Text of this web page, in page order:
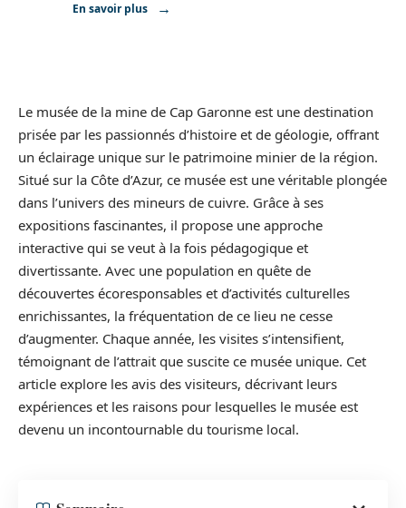
En savoir plus
Le musée de la mine de Cap Garonne est une destination
prisée par les passionnés d’histoire et de géologie, offrant
un éclairage unique sur le patrimoine minier de la région.
Situé sur la Côte d’Azur, ce musée est une véritable plongée
dans l’univers des mineurs de cuivre. Grâce à ses
expositions fascinantes, il propose une approche
interactive qui se veut à la fois pédagogique et
divertissante. Avec une population en quête de
découvertes écoresponsables et d’activités culturelles
enrichissantes, la fréquentation de ce lieu ne cesse
d’augmenter. Chaque année, les visites s’intensifient,
témoignant de l’attrait que suscite ce musée unique. Cet
article explore les avis des visiteurs, décrivant leurs
expériences et les raisons pour lesquelles le musée est
devenu un incontournable du tourisme local.